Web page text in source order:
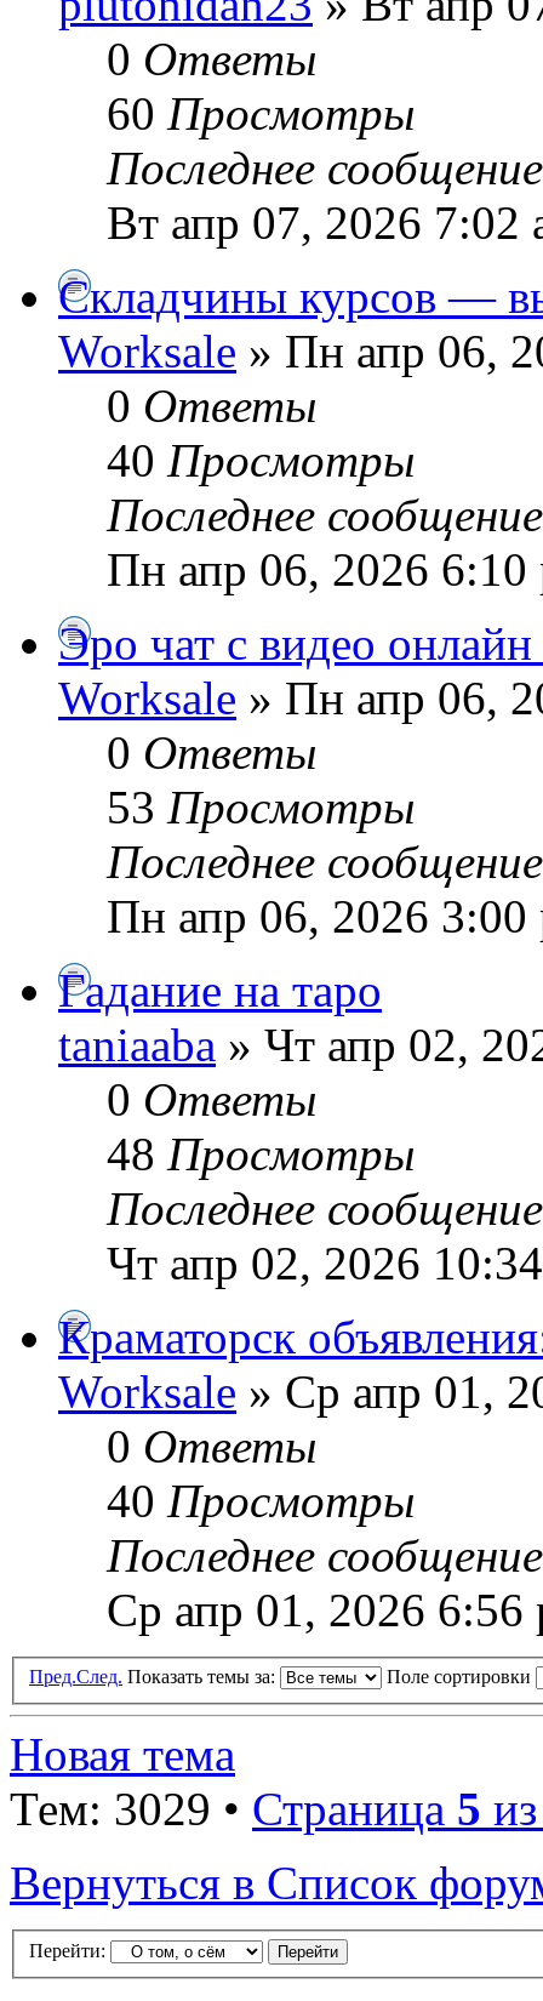
0 Ответы
60 Просмотры
Последнее
Вт апр 07, 2026 7:02
Складчины курсов —
Worksale » Пн апр 06,
0 Ответы
40 Просмотры
Последнее
Пн апр 06, 2026 6:10
Эро чат с видео онлайн
Worksale » Пн апр 06,
0 Ответы
53 Просмотры
Последнее
Пн апр 06, 2026 3:00
Гадание на таро
taniaaba » Чт апр 02,
0 Ответы
48 Просмотры
Последнее
Чт апр 02, 2026
Краматорск
Worksale » Ср апр 01,
0 Ответы
40 Просмотры
Последнее
Ср апр 01, 2026 6:56
Пред.След. Показать темы за: Поле сортировки
Новая тема
Тем: 3029 • Страница 5
Вернуться в Список
Перейти: